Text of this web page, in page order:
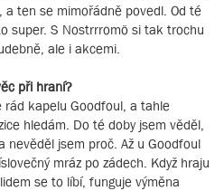
a ten se mimořádně povedl. Od té
super. S Nostrrromö si tak trochu
ale i akcemi.
při hraní?
rád kapelu Goodfoul, a tahle
hledám. Do té doby jsem věděl,
nevěděl jsem proč. Až u Goodfoul
mráz po zádech. Když hraju
se to líbí, funguje výměna